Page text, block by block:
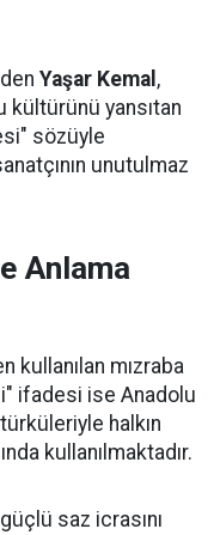
Yaşar Kemal ,
kültürünü yansıtan
sözüyle
unutulmaz
Anlama
kullanılan mızraba
ifadesi ise Anadolu
halkın
kullanılmaktadır.
saz icrasını